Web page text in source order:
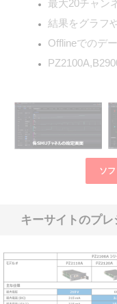
最大20チャン
結果をグラフ
Offlineでのデ
ソ
キーサイトのプ